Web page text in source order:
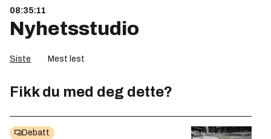
08:35:11
Nyhetsstudio
Siste Mest lest
Fikk du med deg dette?
Debatt